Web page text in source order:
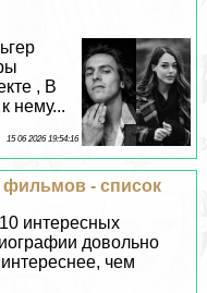
, В
нему...
15 06 2026 19:54:16
фильмов - список
интересных
довольно
чем